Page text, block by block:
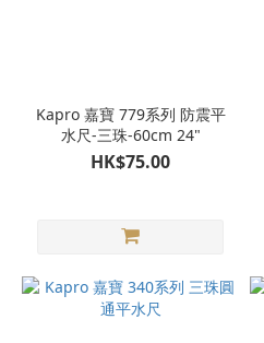
Kapro 嘉寶 779系列 防震平
水尺-三珠-60cm 24"
HK$75.00